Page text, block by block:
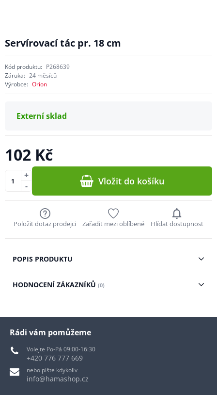
Servírovací tác pr. 18 cm
Kód produktu: P268639
Záruka: 24 měsíců
Výrobce: Orion
Externí sklad
102 Kč
-
+ Vložit do košíku
Položit dotaz prodejci Zařadit mezi oblíbené Hlídat dostupnost
POPIS PRODUKTU
HODNOCENÍ ZÁKAZNÍKŮ (0)
Rádi vám pomůžeme
Volejte Po-Pá 09:00-16:30
+420 776 777 669
nebo pište kdykoliv
info@hamashop.cz